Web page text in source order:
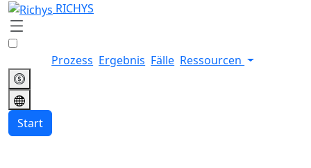
RICHYS
Prozess Ergebnis Fälle Ressourcen
Start